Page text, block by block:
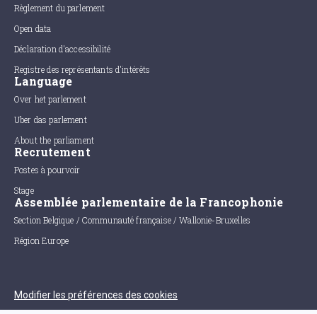
Règlement du parlement
Open data
Déclaration d'accessibilité
Registre des représentants d'intérêts
Language
Over het parlement
Uber das parlement
About the parliament
Recrutement
Postes à pourvoir
Stage
Assemblée parlementaire de la Francophonie
Section Belgique / Communauté française / Wallonie-Bruxelles
Région Europe
Modifier les préférences des cookies